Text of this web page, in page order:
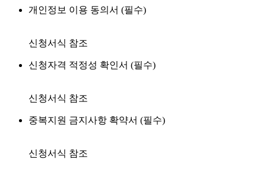
개인정보 이용 동의서 (필수)
신청서식 참조
신청자격 적정성 확인서 (필수)
신청서식 참조
중복지원 금지사항 확약서 (필수)
신청서식 참조